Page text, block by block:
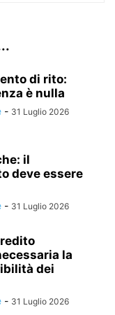
di rito:
è nulla
- 31 Luglio 2026
il
deve essere
- 31 Luglio 2026
la
dei
- 31 Luglio 2026